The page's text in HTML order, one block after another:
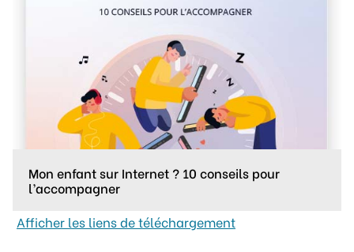
Mon enfant sur Internet ? 10 conseils pour
l’accompagner
Afficher les liens de téléchargement